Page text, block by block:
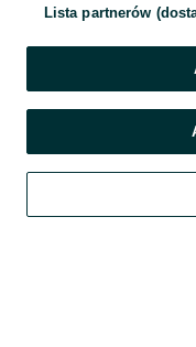
Szukaj Obserwujesz
Lista partnerów